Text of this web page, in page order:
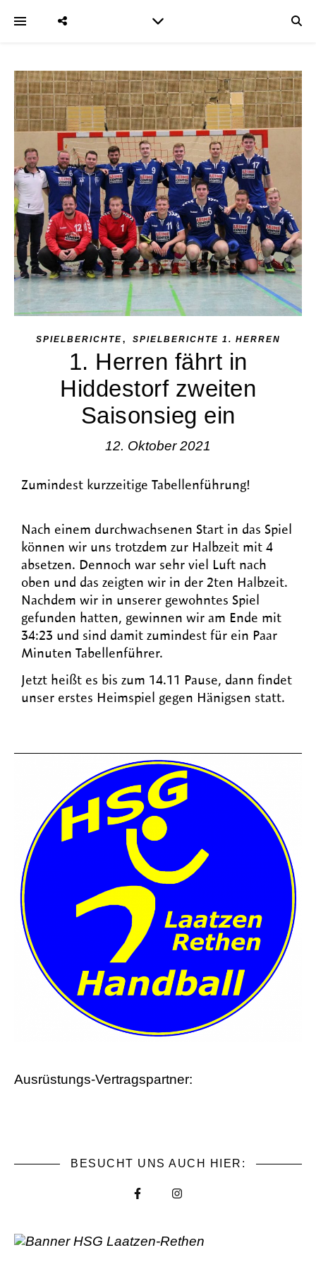
SPIELBERICHTE, SPIELBERICHTE 1. HERREN
1. Herren fährt in
Hiddestorf zweiten
Saisonsieg ein
12. Oktober 2021
Zumindest kurzzeitige Tabellenführung!
Nach einem durchwachsenen Start in das Spiel
können wir uns trotzdem zur Halbzeit mit 4
absetzen. Dennoch war sehr viel Luft nach
oben und das zeigten wir in der 2ten Halbzeit.
Nachdem wir in unserer gewohntes Spiel
gefunden hatten, gewinnen wir am Ende mit
34:23 und sind damit zumindest für ein Paar
Minuten Tabellenführer.
Jetzt heißt es bis zum 14.11 Pause, dann findet
unser erstes Heimspiel gegen Hänigsen statt.
Ausrüstungs-Vertragspartner:
BESUCHT UNS AUCH HIER: